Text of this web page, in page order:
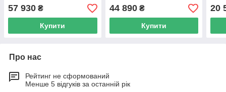
57 930 ₴
Купити
44 890₴
Купити
20
Про нас
Рейтинг не сформований
Менше 5 відгуків за останній рік